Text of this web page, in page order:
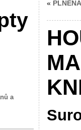
a
«